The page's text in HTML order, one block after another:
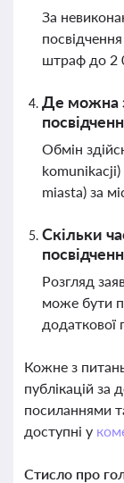
За
штраф до 2
Де можна
Обмін
komunikacji)
miasta) за
Скільки
Розгляд
може бути
додаткової
Кожне з
публікацій
посиланнями
доступні у
Стисло про